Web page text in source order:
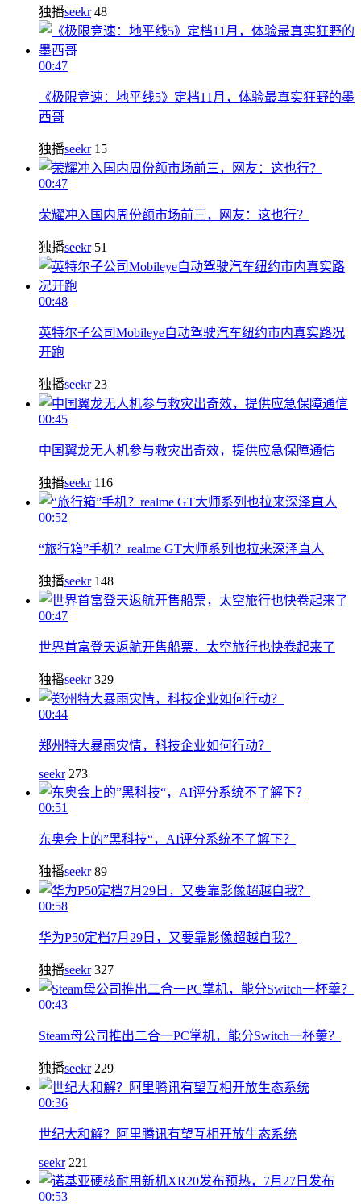
独播seekr 48
00:47
《极限竞速：地平线5》定档11月，体验最真实狂野的墨
西哥
独播seekr 15
00:47
荣耀冲入国内周份额市场前三，网友：这也行？
独播seekr 51
00:48
英特尔子公司Mobileye自动驾驶汽车纽约市内真实路况
开跑
独播seekr 23
00:45
中国翼龙无人机参与救灾出奇效，提供应急保障通信
独播seekr 116
00:52
“旅行箱”手机？realme GT大师系列也拉来深泽直人
独播seekr 148
00:47
世界首富登天返航开售船票，太空旅行也快卷起来了
独播seekr 329
00:44
郑州特大暴雨灾情，科技企业如何行动？
seekr 273
00:51
东奥会上的”黑科技“，AI评分系统不了解下？
独播seekr 89
00:58
华为P50定档7月29日，又要靠影像超越自我？
独播seekr 327
00:43
Steam母公司推出二合一PC掌机，能分Switch一杯羹？
独播seekr 229
00:36
世纪大和解？阿里腾讯有望互相开放生态系统
seekr 221
00:53